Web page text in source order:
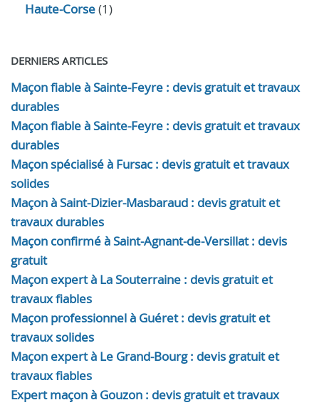
Haute-Corse(1)
DERNIERS ARTICLES
Maçon fiable à Sainte-Feyre : devis gratuit et travaux
durables
Maçon fiable à Sainte-Feyre : devis gratuit et travaux
durables
Maçon spécialisé à Fursac : devis gratuit et travaux
solides
Maçon à Saint-Dizier-Masbaraud : devis gratuit et
travaux durables
Maçon confirmé à Saint-Agnant-de-Versillat : devis
gratuit
Maçon expert à La Souterraine : devis gratuit et
travaux fiables
Maçon professionnel à Guéret : devis gratuit et
travaux solides
Maçon expert à Le Grand-Bourg : devis gratuit et
travaux fiables
Expert maçon à Gouzon : devis gratuit et travaux